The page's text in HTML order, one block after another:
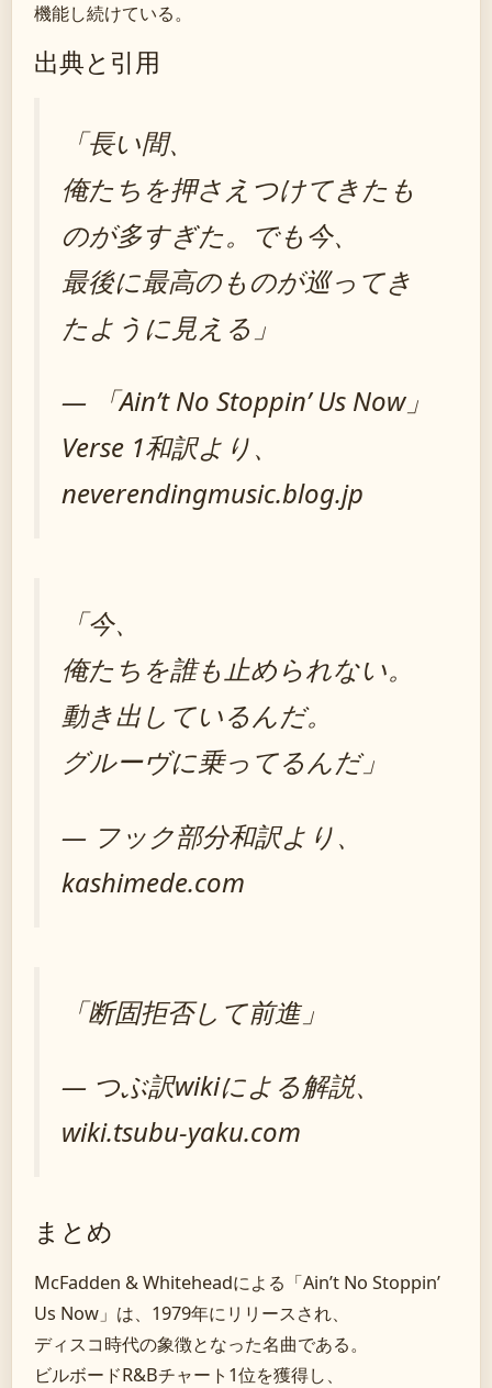
機能し続けている。
出典と引用
「長い間、
俺たちを押さえつけてきたも
のが多すぎた。でも今、
最後に最高のものが巡ってき
たように見える」
— 「Ain’t No Stoppin’ Us Now」
Verse 1和訳より、
neverendingmusic.blog.jp
「今、
俺たちを誰も止められない。
動き出しているんだ。
グルーヴに乗ってるんだ」
— フック部分和訳より、
kashimede.com
「断固拒否して前進」
— つぶ訳wikiによる解説、
wiki.tsubu-yaku.com
まとめ
McFadden & Whiteheadによる「Ain’t No Stoppin’
Us Now」は、1979年にリリースされ、
ディスコ時代の象徴となった名曲である。
ビルボードR&Bチャート1位を獲得し、